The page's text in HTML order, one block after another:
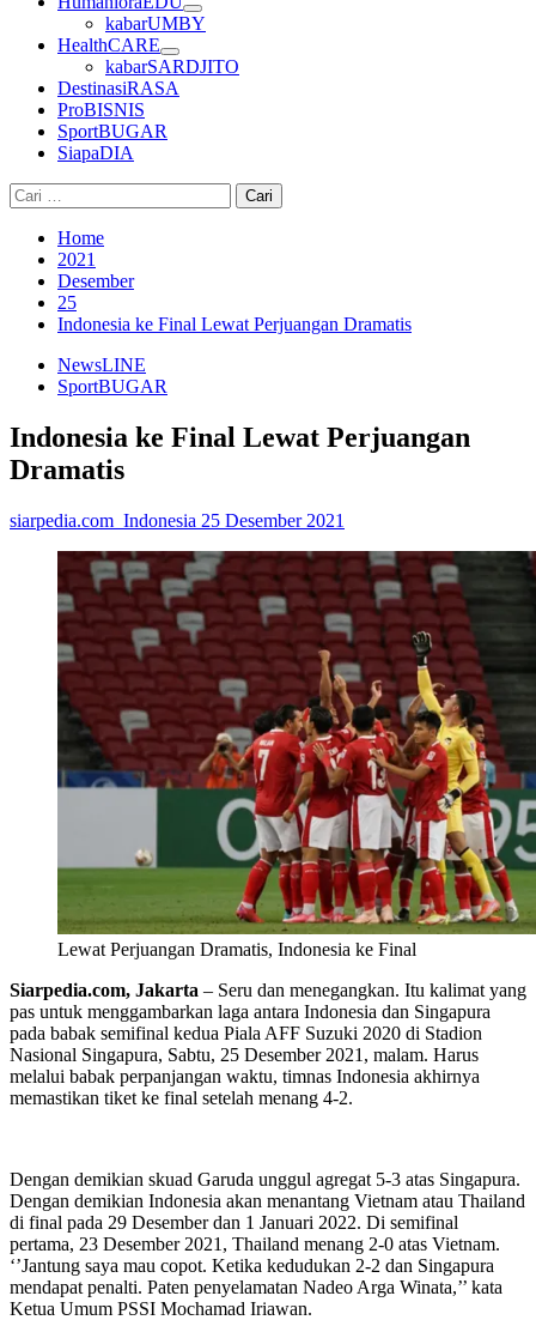
kabarUMBY
HealthCARE
kabarSARDJITO
DestinasiRASA
ProBISNIS
SportBUGAR
SiapaDIA
Cari
untuk:
Home
2021
Desember
25
Indonesia ke Final Lewat Perjuangan Dramatis
NewsLINE
SportBUGAR
Indonesia ke Final Lewat Perjuangan
Dramatis
siarpedia.com_Indonesia 25 Desember 2021
Lewat Perjuangan Dramatis, Indonesia ke Final
Siarpedia.com, Jakarta – Seru dan menegangkan. Itu kalimat yang
pas untuk menggambarkan laga antara Indonesia dan Singapura
pada babak semifinal kedua Piala AFF Suzuki 2020 di Stadion
Nasional Singapura, Sabtu, 25 Desember 2021, malam. Harus
melalui babak perpanjangan waktu, timnas Indonesia akhirnya
memastikan tiket ke final setelah menang 4-2.
Dengan demikian skuad Garuda unggul agregat 5-3 atas Singapura.
Dengan demikian Indonesia akan menantang Vietnam atau Thailand
di final pada 29 Desember dan 1 Januari 2022. Di semifinal
pertama, 23 Desember 2021, Thailand menang 2-0 atas Vietnam.
‘’Jantung saya mau copot. Ketika kedudukan 2-2 dan Singapura
mendapat penalti. Paten penyelamatan Nadeo Arga Winata,’’ kata
Ketua Umum PSSI Mochamad Iriawan.